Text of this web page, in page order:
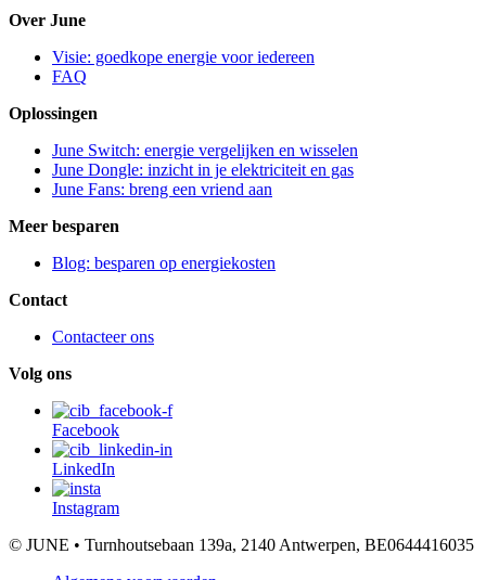
Over June
Visie: goedkope energie voor iedereen
FAQ
Oplossingen
June Switch: energie vergelijken en wisselen
June Dongle: inzicht in je elektriciteit en gas
June Fans: breng een vriend aan
Meer besparen
Blog: besparen op energiekosten
Contact
Contacteer ons
Volg ons
Facebook
LinkedIn
Instagram
© JUNE • Turnhoutsebaan 139a, 2140 Antwerpen, BE0644416035